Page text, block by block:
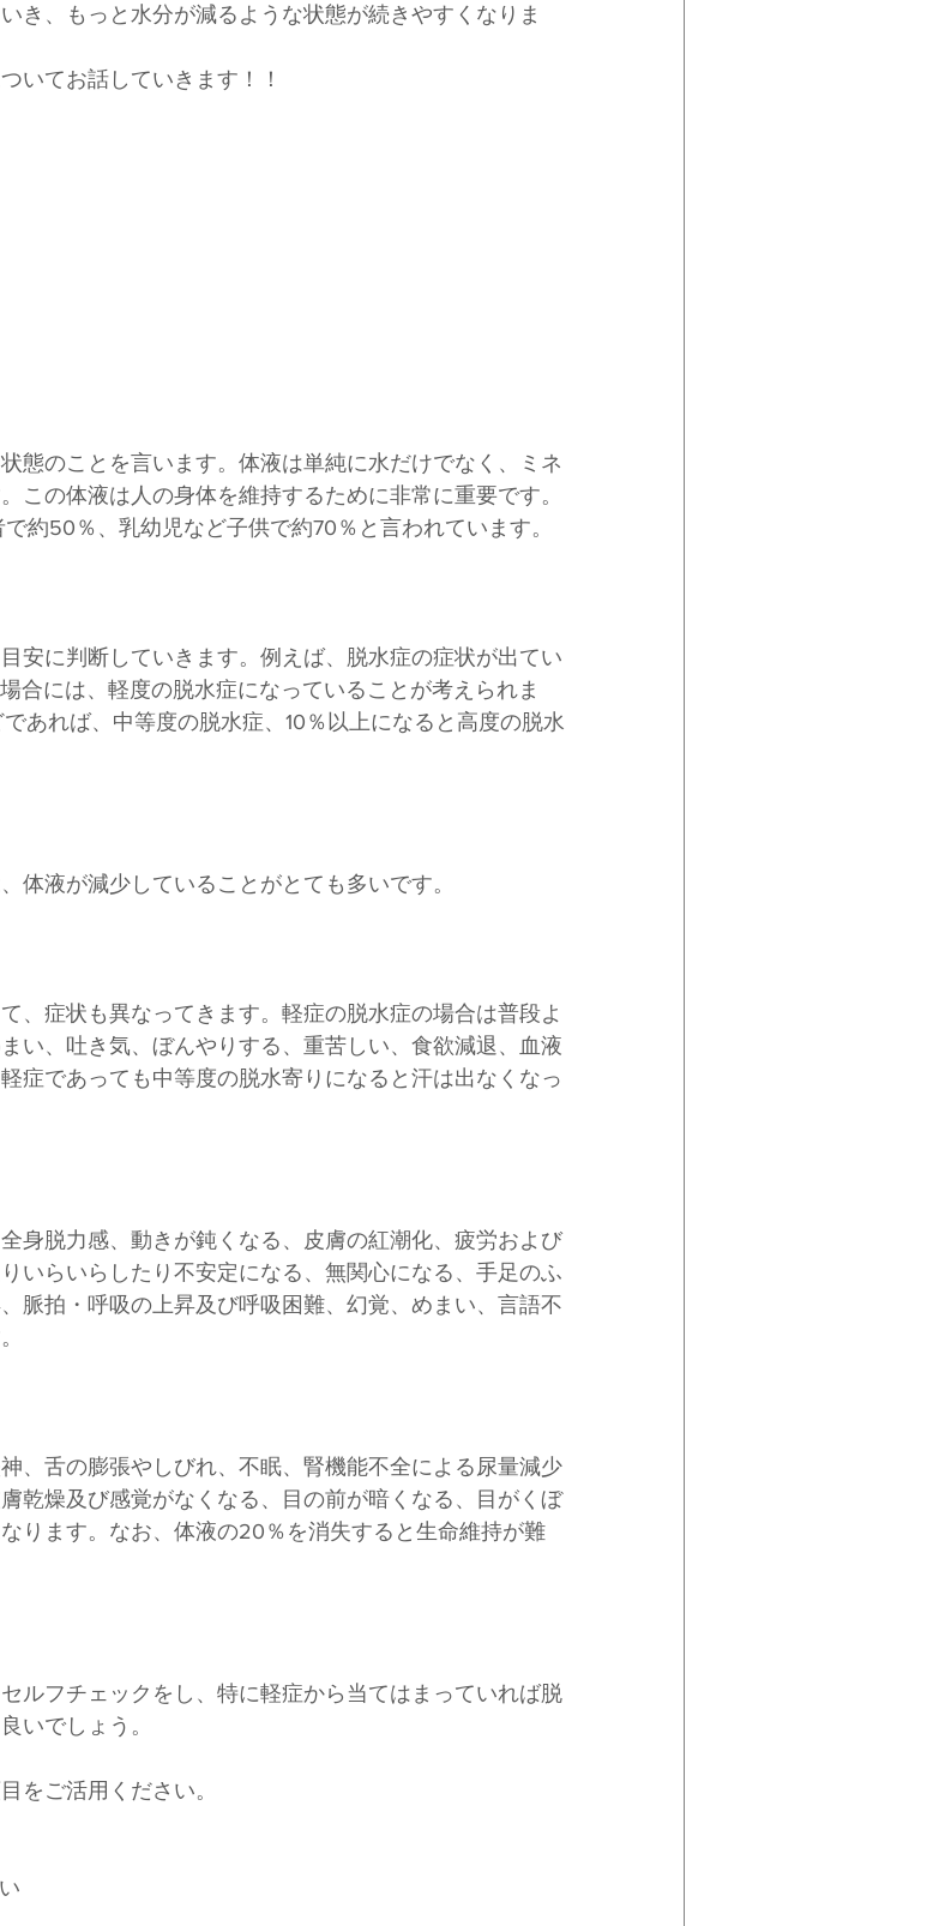
き、もっと水分が減るような状態が続きやすくなりま
いてお話していきます！！
態のことを言います。体液は単純に水だけでなく、ミネ
この体液は人の身体を維持するために非常に重要です。
約50％、乳幼児など子供で約70％と言われています。
安に判断していきます。例えば、脱水症の症状が出てい
合には、軽度の脱水症になっていることが考えられま
あれば、中等度の脱水症、10％以上になると高度の脱水
体液が減少していることがとても多いです。
、症状も異なってきます。軽症の脱水症の場合は普段よ
い、吐き気、ぼんやりする、重苦しい、食欲減退、血液
症であっても中等度の脱水寄りになると汗は出なくなっ
身脱力感、動きが鈍くなる、皮膚の紅潮化、疲労および
いらいらしたり不安定になる、無関心になる、手足のふ
脈拍・呼吸の上昇及び呼吸困難、幻覚、めまい、言語不
、舌の膨張やしびれ、不眠、腎機能不全による尿量減少
乾燥及び感覚がなくなる、目の前が暗くなる、目がくぼ
ります。なお、体液の20％を消失すると生命維持が難
ルフチェックをし、特に軽症から当てはまっていれば脱
いでしょう。
をご活用ください。